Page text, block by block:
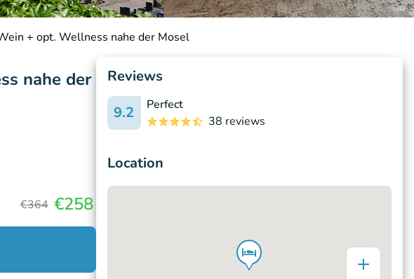
+ opt. Wellness nahe der Mosel
nahe der
€364 €258
Reviews
9.2
Perfect
38 reviews
Location